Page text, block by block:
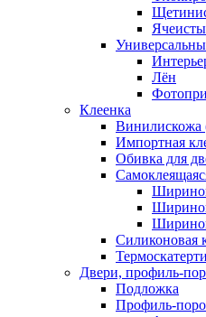
Лён
Клеенка
Винилискожа
Импортная
Обивка для
Силиконовая
Двери, профиль-
Подложка
Профиль-